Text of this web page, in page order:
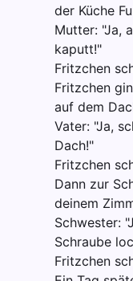
der Küche
Mutter: "Ja,
kaputt!"
Fritzchen
Fritzchen
auf dem
Vater: "Ja,
Dach!"
Fritzchen
Dann zur
deinem
Schwester:
Schraube
Fritzchen